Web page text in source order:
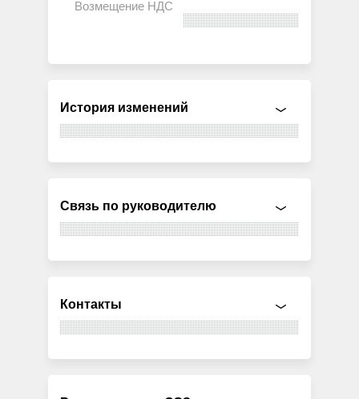
История изменений
Связь по руководителю
Контакты